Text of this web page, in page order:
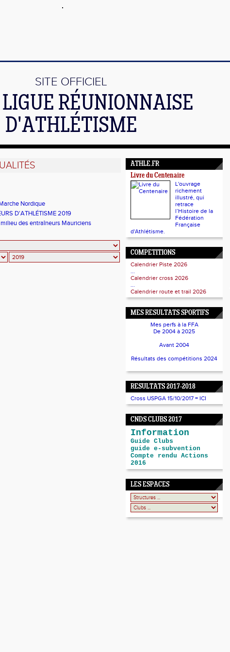
SITE OFFICIEL
RÉUNIONNAISE
D'ATHLÉTISME
Nordique
D'ATHLÉTISME 2019
des entraîneurs Mauriciens
ATHLE.FR
Livre du Centenaire
L'ouvrage
richement
illustré, qui
retrace
l’Histoire de la
Fédération
Française
d'Athlétisme.
COMPETITIONS
Calendrier Piste 2026
...
Calendrier cross 2026
...
Calendrier route et trail 2026
MES RESULTATS SPORTIFS
Mes perfs à la FFA
De 2004 à 2025
Avant 2004
Résultats des compétitions 2024
RESULTATS 2017-2018
Cross USPGA 15/10/2017 = ICI
CNDS CLUBS 2017
Information
Guide Clubs
guide e-subvention
Compte rendu Actions
2016
LES ESPACES